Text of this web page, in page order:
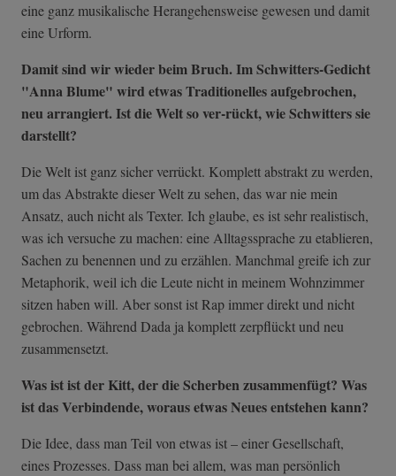
eine ganz musikalische Herangehensweise gewesen und damit
eine Urform.
Damit sind wir wieder beim Bruch. Im Schwitters-Gedicht
"Anna Blume" wird etwas Traditionelles aufgebrochen,
neu arrangiert. Ist die Welt so ver-rückt, wie Schwitters sie
darstellt?
Die Welt ist ganz sicher verrückt. Komplett abstrakt zu werden,
um das Abstrakte dieser Welt zu sehen, das war nie mein
Ansatz, auch nicht als Texter. Ich glaube, es ist sehr realistisch,
was ich versuche zu machen: eine Alltagssprache zu etablieren,
Sachen zu benennen und zu erzählen. Manchmal greife ich zur
Metaphorik, weil ich die Leute nicht in meinem Wohnzimmer
sitzen haben will. Aber sonst ist Rap immer direkt und nicht
gebrochen. Während Dada ja komplett zerpflückt und neu
zusammensetzt.
Was ist ist der Kitt, der die Scherben zusammenfügt? Was
ist das Verbindende, woraus etwas Neues entstehen kann?
Die Idee, dass man Teil von etwas ist – einer Gesellschaft,
eines Prozesses. Dass man bei allem, was man persönlich